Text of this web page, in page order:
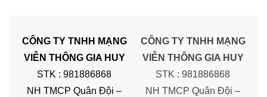
CÔNG TY TNHH MẠNG
VIỄN THÔNG GIA HUY
STK : 981886868
NH TMCP Quân Đội –
CÔNG TY TNHH MẠNG
VIỄN THÔNG GIA HUY
STK : 981886868
NH TMCP Quân Đội –